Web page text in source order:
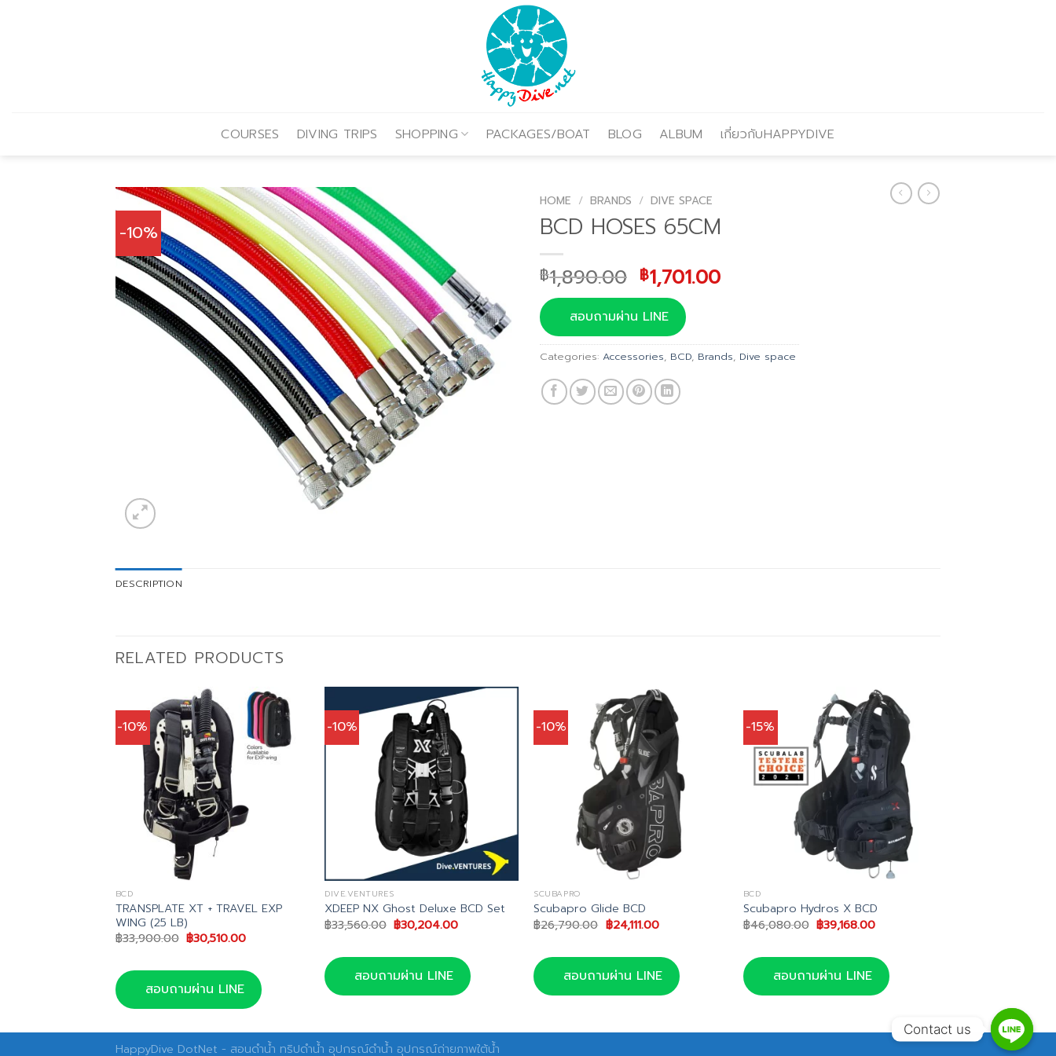
COURSES DIVING TRIPS SHOPPING PACKAGES/BOAT BLOG ALBUM เกี่ยวกับHAPPYDIVE
-10%
HOME / BRANDS / DIVE SPACE
BCD HOSES 65CM
฿1,890.00 Original
price
was:
฿1,890.00.
฿1,701.00Current
สอบถามผ่าน LINE
Categories: Accessories, BCD, Brands, Dive space
DESCRIPTION
RELATED PRODUCTS
-10%
BCD
TRANSPLATE XT + TRAVEL EXP
WING (25 LB)
฿33,900.00 Original
price
฿33,900.00.
฿30,510.00Current
฿30,510.00.
สอบถามผ่าน LINE
-10%
DIVE.VENTURES
XDEEP NX Ghost Deluxe BCD Set
฿33,560.00 Original
price
฿33,560.00.
฿30,204.00Current
฿30,204.00.
สอบถามผ่าน LINE
-10%
SCUBAPRO
Scubapro Glide BCD
฿26,790.00 Original
price
฿26,790.00.
฿24,111.00Current
฿24,111.00.
สอบถามผ่าน LINE
-15%
BCD
Scubapro Hydros X BCD
฿46,080.00 Original
price
฿46,080.00.
฿39,168.00Current
฿39,168.00.
สอบถามผ่าน LINE
HappyDive DotNet - สอนดำน้ำ ทริปดำน้ำ อุปกรณ์ดำน้ำ อุปกรณ์ถ่ายภาพใต้น้ำ
Contact us